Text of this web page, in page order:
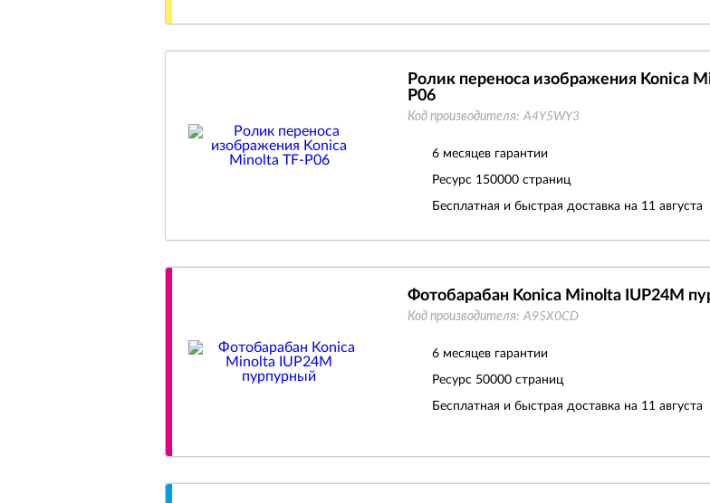
Ролик переноса изображения Konica
P06
Код производителя: A4Y5WY3
6 месяцев гарантии
Ресурс 150000 страниц
Бесплатная и быстрая доставка на 11 августа
Фотобарабан Konica Minolta IUP24M
Код производителя: A95X0CD
6 месяцев гарантии
Ресурс 50000 страниц
Бесплатная и быстрая доставка на 11 августа